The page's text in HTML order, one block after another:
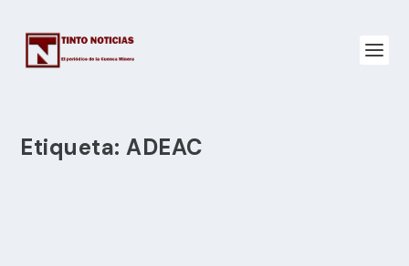
Etiqueta:ADEAC